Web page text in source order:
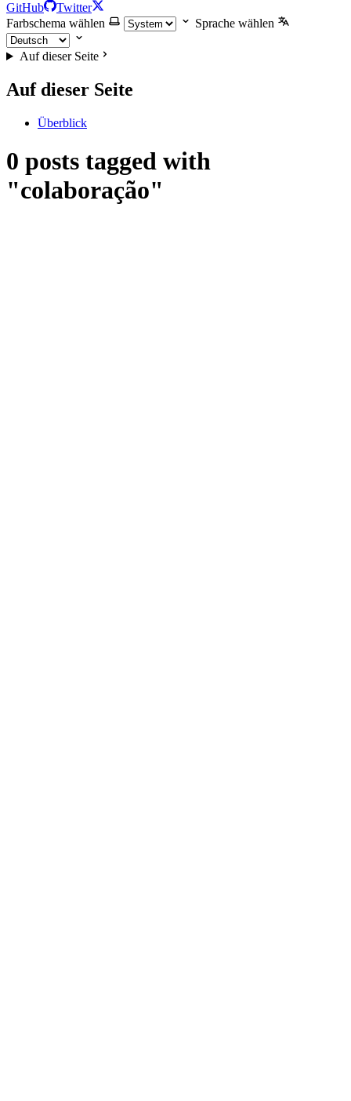
GitHub
Twitter
Farbschema wählen
Sprache wählen
Auf dieser Seite
Auf dieser Seite
Überblick
0 posts tagged with
"colaboração"